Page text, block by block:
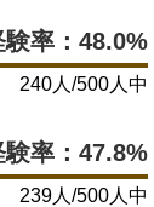
験率：48.0%
240人/500人中
験率：47.8%
239人/500人中